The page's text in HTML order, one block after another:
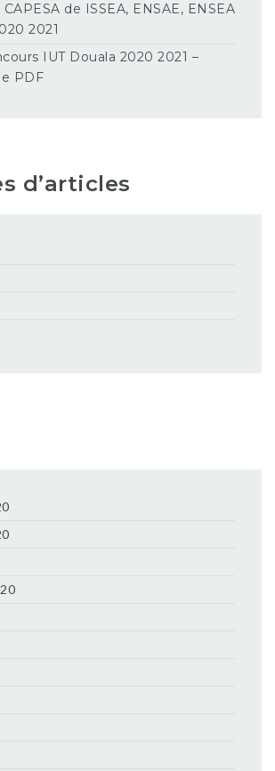
de ISSEA, ENSAE, ENSEA
2021
IUT Douala 2020 2021 –
PDF
d’articles